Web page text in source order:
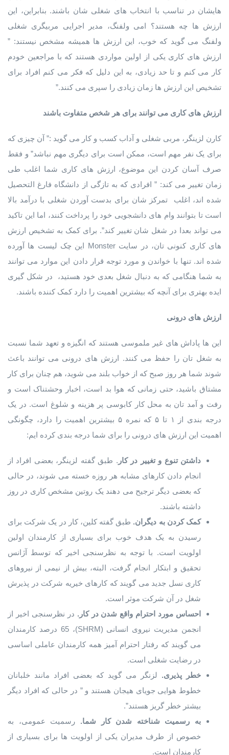
هایشان در تناسب با انتخاب های شغلی شان باشند. بنابراین، این
ارزش ها چه هستند؟ امی ولفنگ، مدیر اجرایی مربیگری شغلی
ولفنگ می گوید که خوب، این ارزش ها همیشه مشخص نیستند: ”
ارزش های کاری یکی از اولین مواردی هستند که با مراجعین خودم
کار می کنم و تا حد زیادی، به این دلیل که فکر می کنم افراد برای
تشخیص این ارزش ها زمان زیادی را سپری می کنند.”
ارزش های کاری می توانند برای هر شخص متفاوت باشند
کارن لزینگر، مربی شغلی و آداب کسب و کار می گوید :” آن چیزی که
برای یک نفر مهم است، ممکن است برای دیگری مهم نباشد” و فقط
صرف آسان کردن این موضوع، ارزش های کاری شما اغلب طی
زمان تغییر می کند: ” افرادی که به تازگی از دانشگاه فارغ التحصیل
شده اند، اغلب تمرکز شان برای بدست آوردن شغلی با درآمد بالا
است تا بتوانند وام های دانشجویی خود را پرداخت کنند، اما این تاکید
می تواند بعدا در شغل شان تغییر کند”. برای کمک به تشخیص ارزش
های کاری کنونی تان، در سایت Monster این چک لیست ها آورده
شده اند. تنها با خواندن و مورد توجه قرار دادن این موارد می توانند
به شما هنگامی که به دنبال شغل بعدی خود هستید، در شکل گیری
ایده بهتری برای آنچه که بیشترین اهمیت را دارد کمک کننده باشند.
ارزش های درونی
این ها پاداش های غیر ملموسی هستند که انگیزه و تعهد شما نسبت
به شغل تان را حفظ می کنند. ارزش های درونی می توانند باعث
شوند شما هر روز صبح که از خواب بلند می شوید، هم چنان برای کار
مشتاق باشید، حتی زمانی که هوا بد است، اخبار وحشتناک است و
رفت و آمد تان به محل کار کابوسی پر هزینه و شلوغ است. در یک
درجه بندی از ۱ تا ۵ که نمره ۵ بیشترین اهمیت را دارد، چگونگی
اهمیت این ارزش های درونی را برای شما درجه بندی کرده ایم:
داشتن تنوع و تغییر در کار . طبق گفته لزینگر، بعضی افراد از
انجام دادن کارهای مشابه هر روزه خسته می شوند، در حالی
که بعضی دیگر ترجیح می دهند یک روتین مشخص کاری در روز
داشته باشند.
کمک کردن به دیگران. طبق گفته کلین، کار در یک شرکت برای
رسیدن به یک هدف خوب برای بسیاری از کارمندان اولین
اولویت است. با توجه به نظرسنجی اخیر که توسط آژانس
تحقیق و ابتکار انجام گرفت، البته، بیش از نیمی از نیروهای
کاری نسل جدید می گویند که کارهای خیریه شرکت در پذیرش
شغل در آن شرکت موثر است.
احساس مورد احترام واقع شدن در کار. در نظرسنجی اخیر از
انجمن مدیریت نیروی انسانی (SHRM)، 65 درصد کارمندان
می گویند که رفتار احترام آمیز همه کارمندان عاملی اساسی
در رضایت شغلی است.
خطر پذیری. لزنگر می گوید که بعضی افراد مانند خلبانان
خطوط هوایی جویای هیجان هستند و ” در حالی که افراد دیگر
بیشتر خطر گریز هستند”.
به رسمیت شناخته شدن کار شما. رسمیت عمومی، به
خصوص از طرف مدیران یکی از اولویت ها برای بسیاری از
کارمندان است.